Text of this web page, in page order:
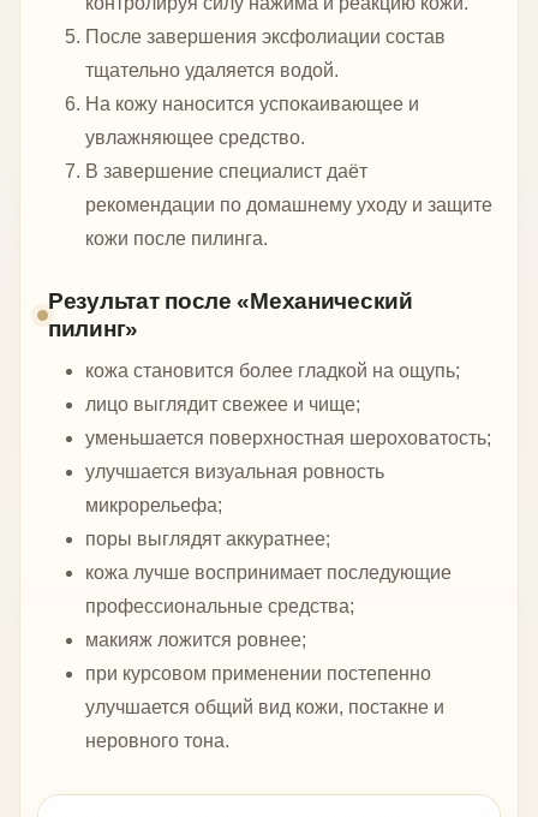
После завершения эксфолиации состав
тщательно удаляется водой.
На кожу наносится успокаивающее и
увлажняющее средство.
В завершение специалист даёт
рекомендации по домашнему уходу и защите
кожи после пилинга.
Результат после «Механический
пилинг»
кожа становится более гладкой на ощупь;
лицо выглядит свежее и чище;
уменьшается поверхностная шероховатость;
улучшается визуальная ровность
микрорельефа;
поры выглядят аккуратнее;
кожа лучше воспринимает последующие
профессиональные средства;
макияж ложится ровнее;
при курсовом применении постепенно
улучшается общий вид кожи, постакне и
неровного тона.